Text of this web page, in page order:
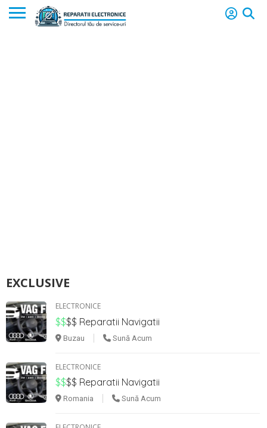
EXCLUSIVE
ELECTRONICE
$$$$ Reparatii Navigatii
Buzau Sună Acum
ELECTRONICE
$$$$ Reparatii Navigatii
Romania Sună Acum